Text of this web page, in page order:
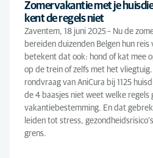
Zomervakantie met je
kent de regels niet
Zaventem, 18 juni 2025 – Nu de
bereiden duizenden Belgen hun reis
betekent dat ook: hond of kat mee
op de trein of zelfs met het
rondvraag van AniCura bij 1125
de 4 baasjes niet weet welke regels
vakantiebestemming. En dat
leiden tot stress,
grens.